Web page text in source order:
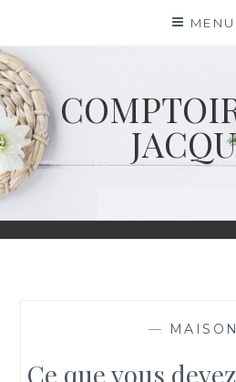
content
MENU
— MAISON
Ce que vous